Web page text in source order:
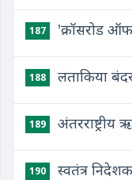
187 'क्रॉसरोड
188 लताकिया
189 अंतरराष्ट्रीय
190 स्वतंत्र